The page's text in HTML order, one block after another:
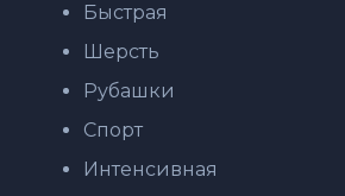
Быстрая
Шерсть
Рубашки
Спорт
Интенсивная